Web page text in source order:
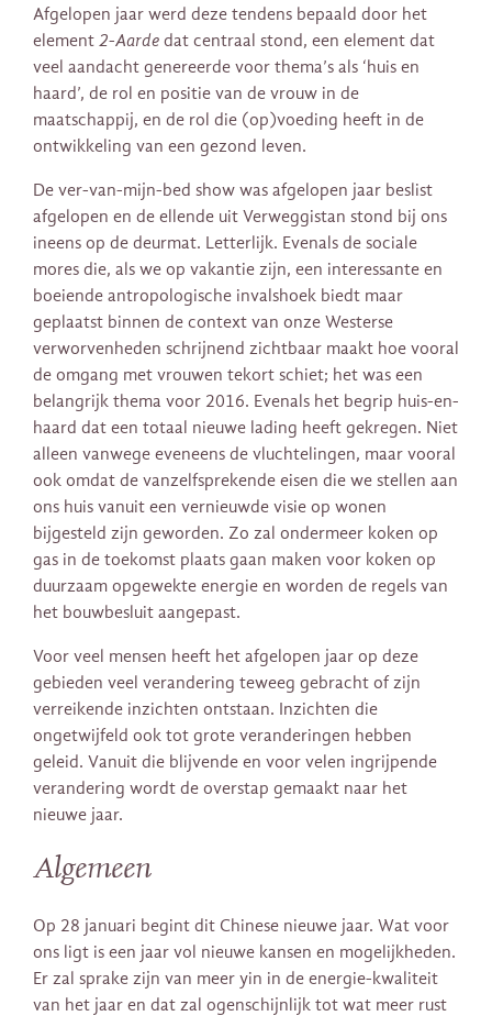
Afgelopen jaar werd deze tendens bepaald door het
element 2-Aarde dat centraal stond, een element dat
veel aandacht genereerde voor thema’s als ‘huis en
haard’, de rol en positie van de vrouw in de
maatschappij, en de rol die (op)voeding heeft in de
ontwikkeling van een gezond leven.
De ver-van-mijn-bed show was afgelopen jaar beslist
afgelopen en de ellende uit Verweggistan stond bij ons
ineens op de deurmat. Letterlijk. Evenals de sociale
mores die, als we op vakantie zijn, een interessante en
boeiende antropologische invalshoek biedt maar
geplaatst binnen de context van onze Westerse
verworvenheden schrijnend zichtbaar maakt hoe vooral
de omgang met vrouwen tekort schiet; het was een
belangrijk thema voor 2016. Evenals het begrip huis-en-
haard dat een totaal nieuwe lading heeft gekregen. Niet
alleen vanwege eveneens de vluchtelingen, maar vooral
ook omdat de vanzelfsprekende eisen die we stellen aan
ons huis vanuit een vernieuwde visie op wonen
bijgesteld zijn geworden. Zo zal ondermeer koken op
gas in de toekomst plaats gaan maken voor koken op
duurzaam opgewekte energie en worden de regels van
het bouwbesluit aangepast.
Voor veel mensen heeft het afgelopen jaar op deze
gebieden veel verandering teweeg gebracht of zijn
verreikende inzichten ontstaan. Inzichten die
ongetwijfeld ook tot grote veranderingen hebben
geleid. Vanuit die blijvende en voor velen ingrijpende
verandering wordt de overstap gemaakt naar het
nieuwe jaar.
Algemeen
Op 28 januari begint dit Chinese nieuwe jaar. Wat voor
ons ligt is een jaar vol nieuwe kansen en mogelijkheden.
Er zal sprake zijn van meer yin in de energie-kwaliteit
van het jaar en dat zal ogenschijnlijk tot wat meer rust